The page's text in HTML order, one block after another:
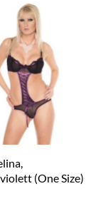
(One Size)